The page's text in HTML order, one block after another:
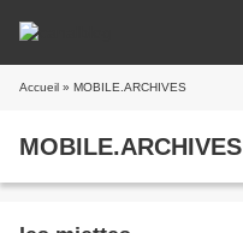
Accueil » MOBILE.ARCHIVES
MOBILE.ARCHIVES